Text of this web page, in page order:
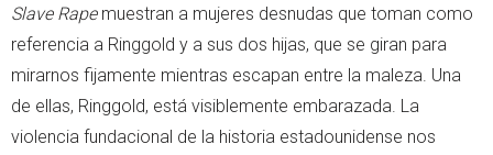
Slave Rapemuestran a mujeres desnudas que toman como
referencia a Ringgold y a sus dos hijas, que se giran para
mirarnos fijamente mientras escapan entre la maleza. Una
de ellas, Ringgold, está visiblemente embarazada. La
violencia fundacional de la historia estadounidense nos